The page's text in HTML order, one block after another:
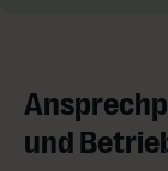
und